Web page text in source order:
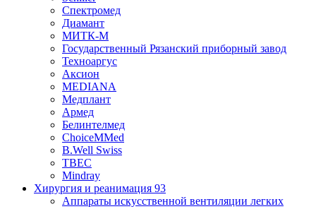
Спектромед
Диамант
МИТК-М
Государственный Рязанский приборный завод
Техноаргус
Аксион
MEDIANA
Медплант
Армед
Белинтелмед
ChoiceMMed
B.Well Swiss
ТВЕС
Mindray
Хирургия и реанимация 93
Аппараты искусственной вентиляции легких